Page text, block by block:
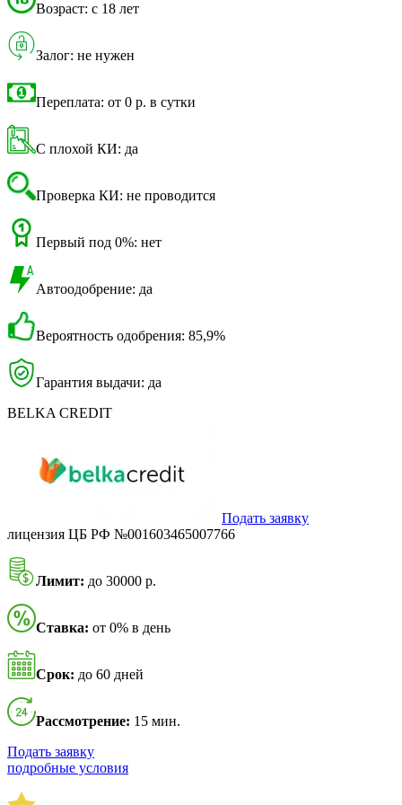
Возраст: с 18 лет
Залог: не нужен
Переплата: от 0 р. в сутки
С плохой КИ: да
Проверка КИ: не проводится
Первый под 0%: нет
Автоодобрение: да
Вероятность одобрения: 85,9%
Гарантия выдачи: да
BELKA CREDIT
Подать заявку
лицензия ЦБ РФ №001603465007766
Лимит: до 30000 р.
Ставка: от 0% в день
Срок: до 60 дней
Рассмотрение: 15 мин.
Подать заявку
подробные условия